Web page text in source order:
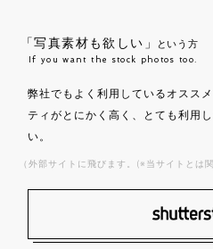
「写真素材も欲しい」 という方
If you want the stock photos too.
弊社でもよく利用しているオスス
ティがとにかく高く、とても利用
い。
（外部サイトに飛びます。(※当サイトとは